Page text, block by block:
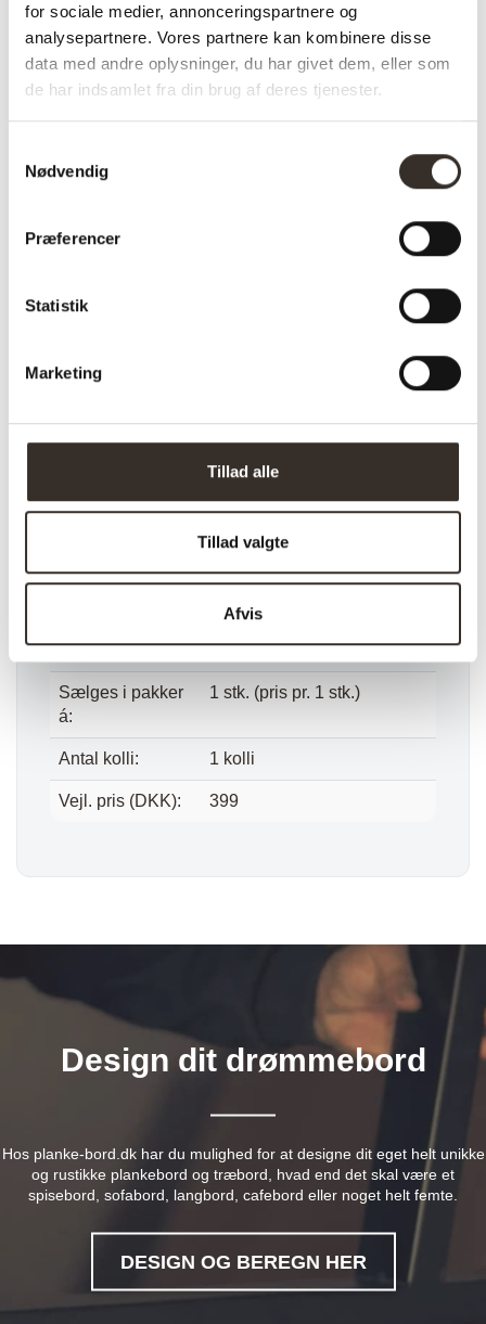
for sociale medier, annonceringspartnere og
analysepartnere. Vores partnere kan kombinere disse
data med andre oplysninger, du har givet dem, eller som
de har indsamlet fra din brug af deres tjenester.
Nødvendig
Præferencer
Statistik
Marketing
Tillad alle
Tillad valgte
Afvis
Varenummer (SKU):889-DK Kategorier:Boligtilbehør,
Lammeskind , Lammeskind og hynder
Specifikationer:
Model:
I udstilling:
Længde: 180 cm
60 cm
0,9 kg
Samle info: Samlet
Sælges i pakker
á:
1 stk. (pris pr. 1 stk.)
Antal kolli: 1 kolli
Vejl. pris (DKK): 399
Design dit drømmebord
Hos planke-bord.dk har du mulighed for at designe dit eget helt unikke
og rustikke plankebord og træbord, hvad end det skal være et
spisebord, sofabord, langbord, cafebord eller noget helt femte.
DESIGN OG BEREGN HER